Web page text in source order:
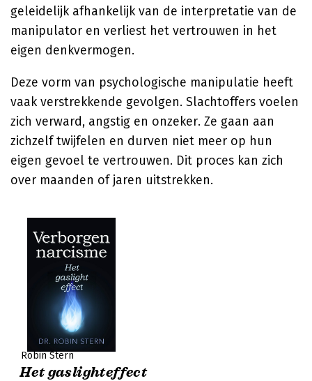
geleidelijk afhankelijk van de interpretatie van de
manipulator en verliest het vertrouwen in het
eigen denkvermogen.
Deze vorm van psychologische manipulatie heeft
vaak verstrekkende gevolgen. Slachtoffers voelen
zich verward, angstig en onzeker. Ze gaan aan
zichzelf twijfelen en durven niet meer op hun
eigen gevoel te vertrouwen. Dit proces kan zich
over maanden of jaren uitstrekken.
Robin Stern
Het gaslighteffect